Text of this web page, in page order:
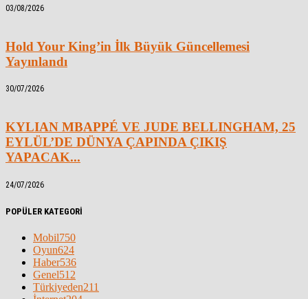
03/08/2026
Hold Your King’in İlk Büyük Güncellemesi
Yayınlandı
30/07/2026
KYLIAN MBAPPÉ VE JUDE BELLINGHAM, 25
EYLÜL’DE DÜNYA ÇAPINDA ÇIKIŞ
YAPACAK...
24/07/2026
POPÜLER KATEGORİ
Mobil750
Oyun624
Haber536
Genel512
Türkiyeden211